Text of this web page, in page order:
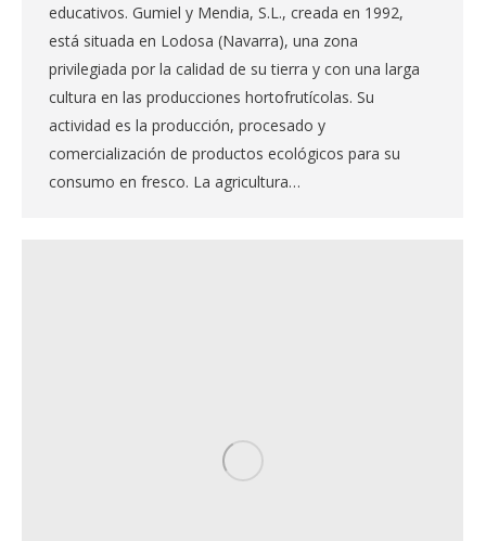
educativos. Gumiel y Mendia, S.L., creada en 1992,
está situada en Lodosa (Navarra), una zona
privilegiada por la calidad de su tierra y con una larga
cultura en las producciones hortofrutícolas. Su
actividad es la producción, procesado y
comercialización de productos ecológicos para su
consumo en fresco. La agricultura…